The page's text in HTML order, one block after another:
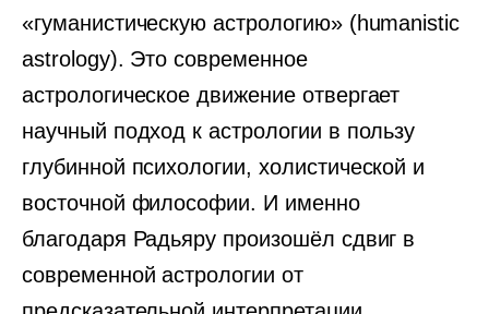
«гуманистическую астрологию» (humanistic
astrology). Это современное
астрологическое движение отвергает
научный подход к астрологии в пользу
глубинной психологии, холистической и
восточной философии. И именно
благодаря Радьяру произошёл сдвиг в
современной астрологии от